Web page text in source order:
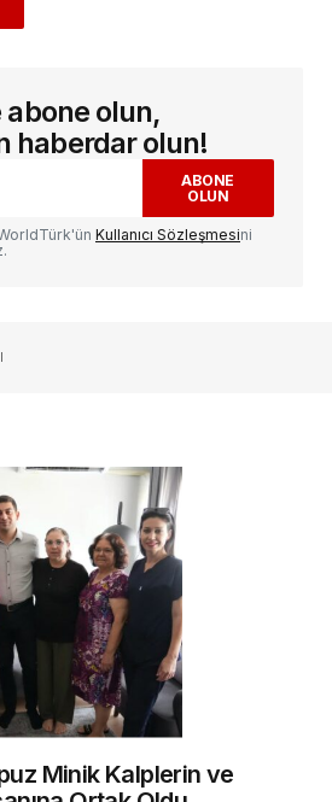
yayınlanmayacak.
kullanılması için
ve site adresim bu
olun,
haberdar olun!
ABONE
OLUN
Kullanıcı Sözleşmesini
Minik Kalplerin ve